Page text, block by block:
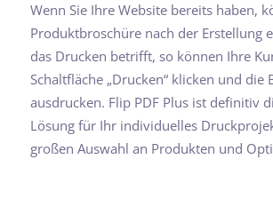
Wenn Sie Ihre Website bereits haben,
Produktbroschüre nach der Erstellung
das Drucken betrifft, so können Ihre
Schaltfläche „Drucken“ klicken und die
ausdrucken. Flip PDF Plus ist definitiv
Lösung für Ihr individuelles
großen Auswahl an Produkten und